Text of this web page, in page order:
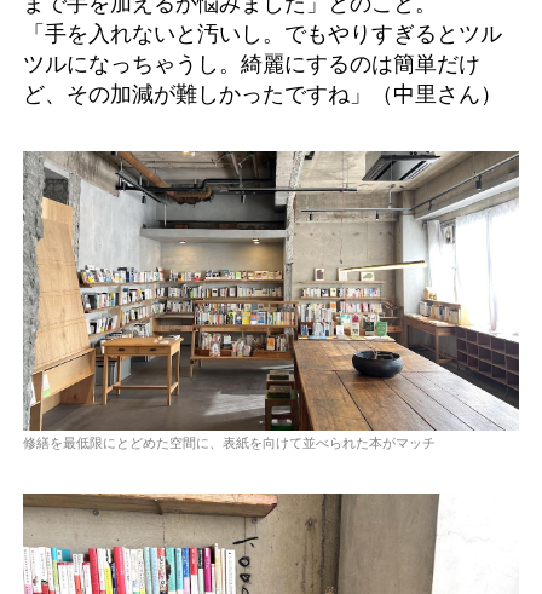
「手を入れないと汚いし。でもやりすぎるとツル
ツルになっちゃうし。綺麗にするのは簡単だけ
ど、その加減が難しかったですね」（中里さん）
修繕を最低限にとどめた空間に、表紙を向けて並べられた本がマッチ